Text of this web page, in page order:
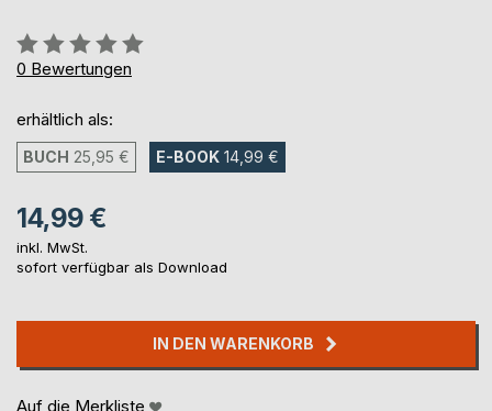
Bewertung::
0%
0 Bewertungen
erhältlich als:
BUCH 25,95 € E-BOOK 14,99 €
14,99 €
inkl. MwSt.
sofort verfügbar als Download
IN DEN WARENKORB
Auf die Merkliste